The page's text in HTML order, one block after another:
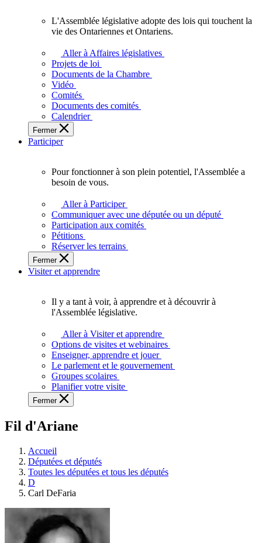
l'Ontario.
L'Assemblée
adopte
touchent
des
Ontariennes
et
L'Assemblée législative adopte des lois qui touchent la
vie des Ontariennes et Ontariens.
Aller à Affaires législatives
Projets de loi
Documents de la Chambre
Vidéo
Comités
Documents des comités
Calendrier
Fermer
Participer
plein
potentiel,
l'Assemblée
a
besoin
de
Pour fonctionner à son plein potentiel, l'Assemblée a
besoin de vous.
Aller à Participer
Communiquer avec une députée ou un député
Participation aux comités
Pétitions
Réserver les terrains
Fermer
Visiter et apprendre
voir,
apprendre
et
à
à
législative.
Il y a tant à voir, à apprendre et à découvrir à
l'Assemblée législative.
Aller à Visiter et apprendre
Options de visites et webinaires
Enseigner, apprendre et jouer
Le parlement et le gouvernement
Groupes scolaires
Planifier votre visite
Fermer
Fil d'Ariane
Accueil
Députées et députés
Toutes les députées et tous les députés
D
Carl DeFaria